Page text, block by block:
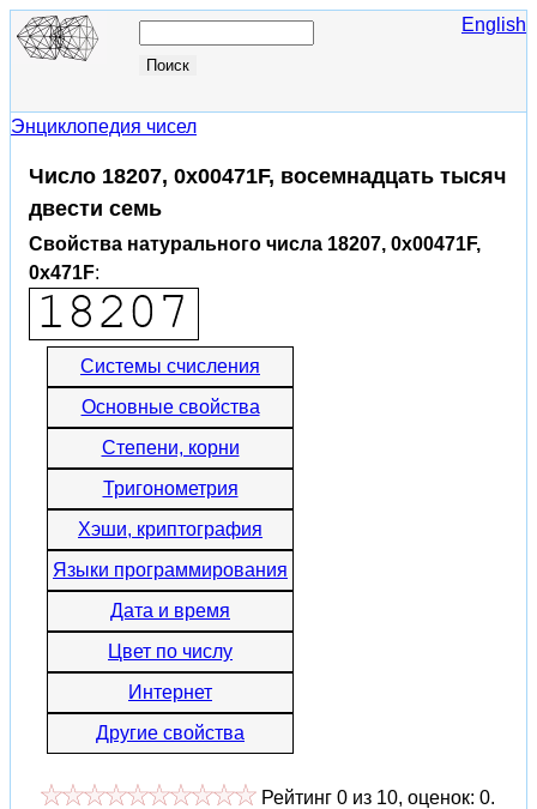
English
Энциклопедия чисел
Число 18207, 0x00471F, восемнадцать тысяч
двести семь
Свойства натурального числа 18207, 0x00471F,
0x471F:
Системы счисления
Основные свойства
Степени, корни
Тригонометрия
Хэши, криптография
Языки программирования
Дата и время
Цвет по числу
Интернет
Другие свойства
Рейтинг 0 из 10, оценок: 0.